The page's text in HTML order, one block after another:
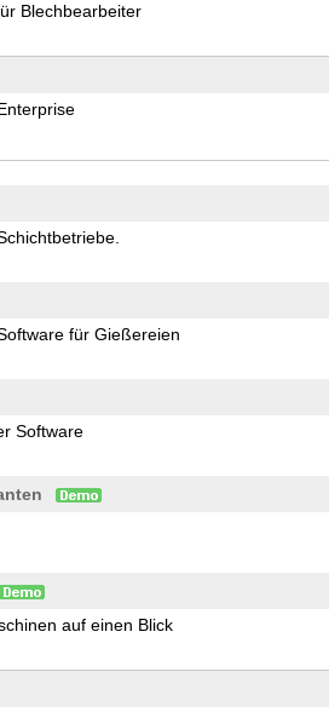
Blechbearbeiter
für Gießereien
Software
auf einen Blick